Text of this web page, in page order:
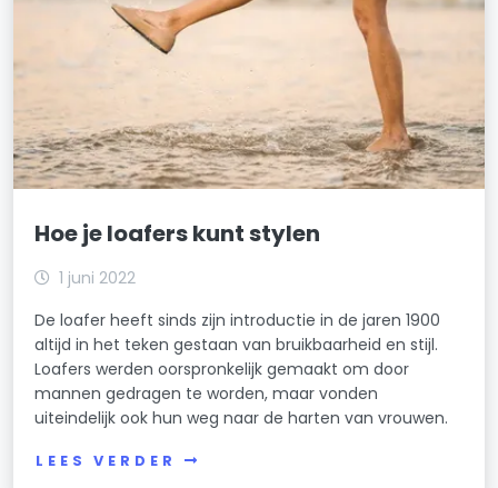
Hoe je loafers kunt stylen
1 juni 2022
De loafer heeft sinds zijn introductie in de jaren 1900
altijd in het teken gestaan van bruikbaarheid en stijl.
Loafers werden oorspronkelijk gemaakt om door
mannen gedragen te worden, maar vonden
uiteindelijk ook hun weg naar de harten van vrouwen.
LEES VERDER